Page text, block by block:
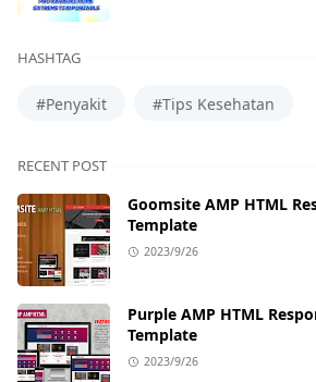
HASHTAG
#Penyakit #Tips Kesehatan
RECENT POST
Goomsite AMP HTML
Template
2023/9/26
Purple AMP HTML
Template
2023/9/26